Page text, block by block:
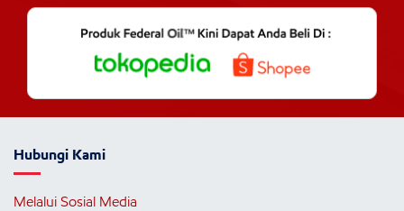
Hubungi Kami
Melalui Sosial Media